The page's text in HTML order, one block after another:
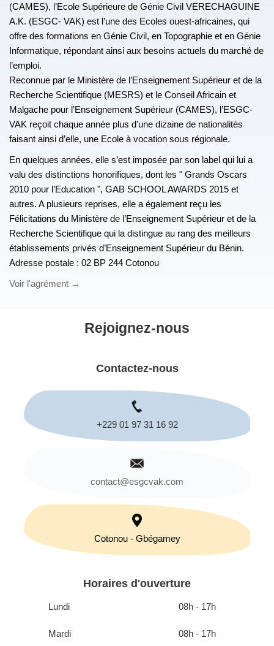
(CAMES), l’Ecole Supérieure de Génie Civil VERECHAGUINE
A.K. (ESGC- VAK) est l’une des Ecoles ouest-africaines, qui
offre des formations en Génie Civil, en Topographie et en Génie
Informatique, répondant ainsi aux besoins actuels du marché de
l’emploi.
Reconnue par le Ministère de l’Enseignement Supérieur et de la
Recherche Scientifique (MESRS) et le Conseil Africain et
Malgache pour l’Enseignement Supérieur (CAMES), l’ESGC-
VAK reçoit chaque année plus d’une dizaine de nationalités
faisant ainsi d’elle, une Ecole à vocation sous régionale.
En quelques années, elle s’est imposée par son label qui lui a
valu des distinctions honorifiques, dont les " Grands Oscars
2010 pour l’Education ", GAB SCHOOL AWARDS 2015 et
autres. A plusieurs reprises, elle a également reçu les
Félicitations du Ministère de l’Enseignement Supérieur et de la
Recherche Scientifique qui la distingue au rang des meilleurs
établissements privés d’Enseignement Supérieur du Bénin.
Adresse postale : 02 BP 244 Cotonou
Voir l'agrément →
Rejoignez-nous
Contactez-nous
+229 01 97 31 16 92
contact@esgcvak.com
Cotonou - Gbégamey
Horaires d'ouverture
Lundi 08h - 17h
Mardi 08h - 17h